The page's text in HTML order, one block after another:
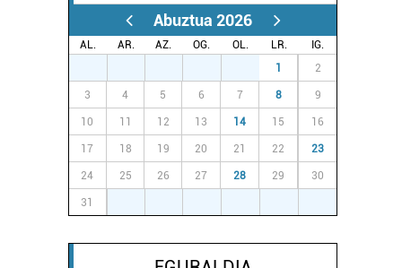
Abuztua 2026
AL. AR. AZ. OG. OL. LR.
IG.
1 2
3 4 5 6 7 8 9
10 11 12 13 14 15 16
17 18 19 20 21 22 23
24 25 26 27 28 29 30
31